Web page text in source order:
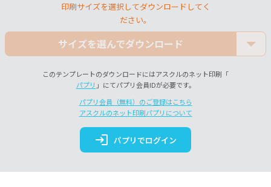
印刷サイズを選択してダウンロードしてく
ださい。
サイズを選んでダウンロード
このテンプレートのダウンロードにはアスクルのネット印刷「
パプリ 」にてパプリ会員IDが必要です。
パプリ会員（無料）のご登録はこちら
アスクルのネット印刷パプリについて
login パプリでログイン